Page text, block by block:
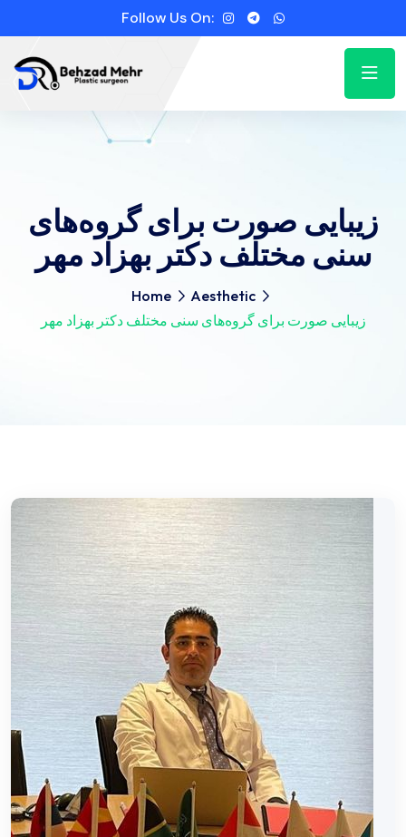
Follow Us On:
زیبایی صورت برای گروه‌های
سنی مختلف دکتر بهزاد مهر
Home
Aesthetic
زیبایی صورت برای گروه‌های سنی مختلف دکتر بهزاد مهر